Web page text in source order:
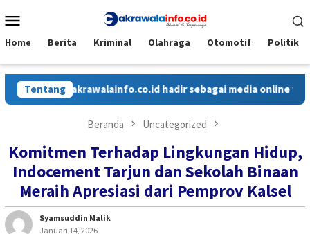
ke
Mobile
Home Berita Kriminal Olahraga Otomotif Politik
Tentang
Cakrawalainfo.co.id hadir sebagai media online yang
Beranda Uncategorized
Komitmen Terhadap Lingkungan Hidup,
Indocement Tarjun dan Sekolah Binaan
Meraih Apresiasi dari Pemprov Kalsel
Syamsuddin Malik
Januari 14, 2026